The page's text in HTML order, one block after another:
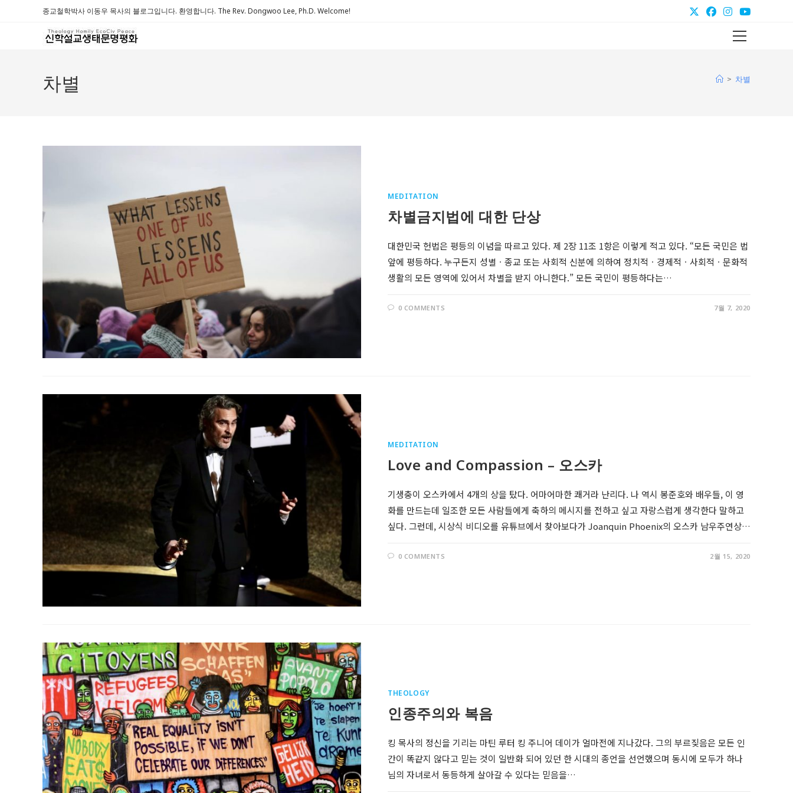
종교철학박사 이동우 목사의 블로그입니다. 환영합니다. The Rev. Dongwoo Lee, Ph.D. Welcome!
Main
차별 > 차별
MEDITATION
차별금지법에 대한 단상
대한민국 헌법은 평등의 이념을 따르고 있다. 제 2장 11조 1항은 이렇게 적고 있다. “모든 국민은 법
앞에 평등하다. 누구든지 성별ㆍ종교 또는 사회적 신분에 의하여 정치적ㆍ경제적ㆍ사회적ㆍ문화적
생활의 모든 영역에 있어서 차별을 받지 아니한다.” 모든 국민이 평등하다는…
0 COMMENTS 7월 7, 2020
MEDITATION
Love and Compassion – 오스카
기생충이 오스카에서 4개의 상을 탔다. 어마어마한 쾌거라 난리다. 나 역시 봉준호와 배우들, 이 영
화를 만드는데 일조한 모든 사람들에게 축하의 메시지를 전하고 싶고 자랑스럽게 생각한다 말하고
싶다. 그런데, 시상식 비디오를 유튜브에서 찾아보다가 Joanquin Phoenix의 오스카 남우주연상…
0 COMMENTS 2월 15, 2020
THEOLOGY
인종주의와 복음
킹 목사의 정신을 기리는 마틴 루터 킹 주니어 데이가 얼마전에 지나갔다. 그의 부르짖음은 모든 인
간이 똑같지 않다고 믿는 것이 일반화 되어 있던 한 시대의 종언을 선언했으며 동시에 모두가 하나
님의 자녀로서 동등하게 살아갈 수 있다는 믿음을…
Ecological Civilization
Higher Education
Homily
Meditation
APPLE PODCASTS
GOOGLE
PODCASTS
Follow @RevDongwoo